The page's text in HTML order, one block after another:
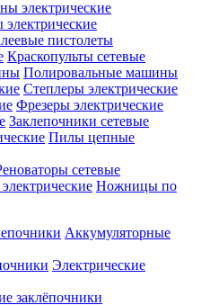
пистолеты
Краскопульты сетевые
Полировальные машины
Степлеры электрические
Фрезеры электрические
Заклепочники сетевые
Пилы цепные
сетевые
Ножницы по
Аккумуляторные
Электрические